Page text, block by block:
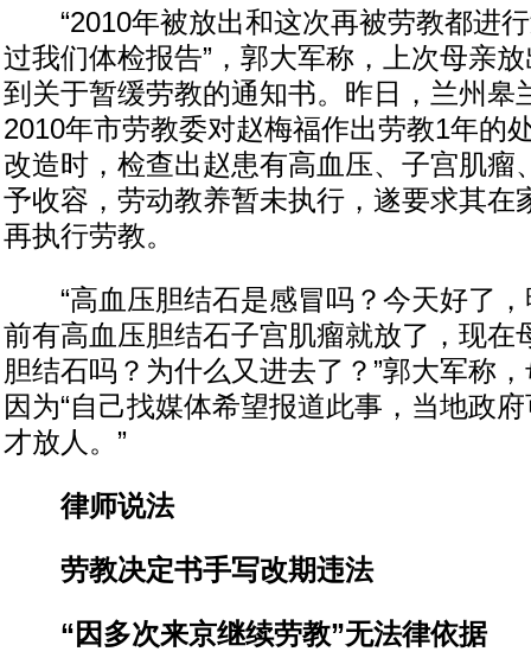
“2010年被放出和这次再被劳教都进行
过我们体检报告”，郭大军称，上次母亲
到关于暂缓劳教的通知书。昨日，兰州皋
2010年市劳教委对赵梅福作出劳教1年的
改造时，检查出赵患有高血压、子宫肌瘤
予收容，劳动教养暂未执行，遂要求其在
再执行劳教。
“高血压胆结石是感冒吗？今天好了，
前有高血压胆结石子宫肌瘤就放了，现在
胆结石吗？为什么又进去了？”郭大军称
因为“自己找媒体希望报道此事，当地政
才放人。”
律师说法
劳教决定书手写改期违法
“因多次来京继续劳教”无法律依据